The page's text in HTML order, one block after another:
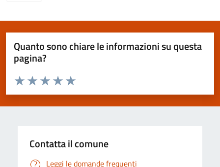
Quanto sono chiare le informazioni su questa
pagina?
Valuta da 1 a 5 stelle la pagina
Valuta 5 stelle su 5
Valuta 4 stelle su 5
Valuta 3 stelle su 5
Valuta 2 stelle su 5
Valuta 1 stelle su 5
Contatta il comune
Leggi le domande frequenti